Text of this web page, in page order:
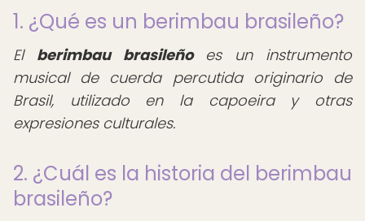
1. ¿Qué es un berimbau brasileño?
El berimbau brasileñoes un instrumento
musical de cuerda percutida originario de
Brasil, utilizado en la capoeira y otras
expresiones culturales.
2. ¿Cuál es la historia del berimbau
brasileño?